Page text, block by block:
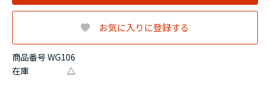
商品番号 WG106
在庫 △
お気に入りに登録する